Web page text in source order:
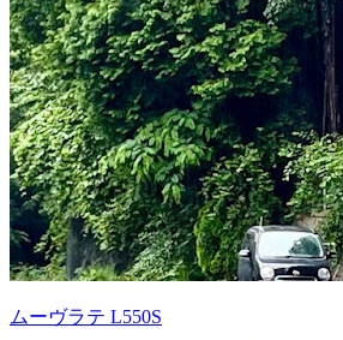
ムーヴラテ L550S